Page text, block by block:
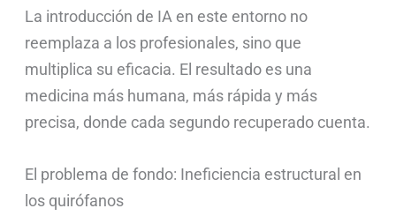
La introducción de IA en este entorno no
reemplaza a los profesionales, sino que
multiplica su eficacia. El resultado es una
medicina más humana, más rápida y más
precisa, donde cada segundo recuperado cuenta.
El problema de fondo: Ineficiencia estructural en
los quirófanos